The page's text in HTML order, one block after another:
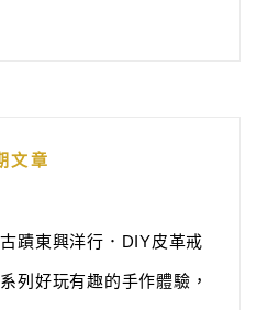
文章
蹟東興洋行．DIY皮革戒
列好玩有趣的手作體驗，